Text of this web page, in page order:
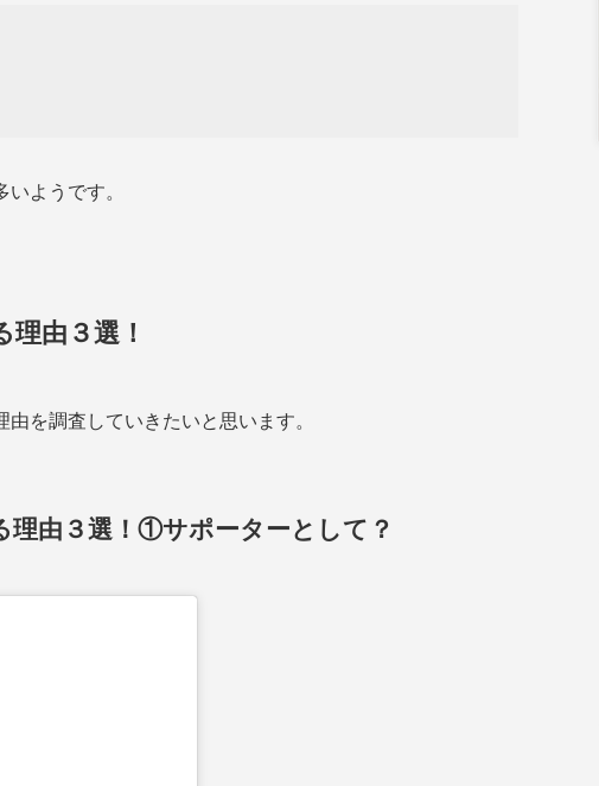
ようです。
由３選！
を調査していきたいと思います。
理由３選！①サポーターとして？